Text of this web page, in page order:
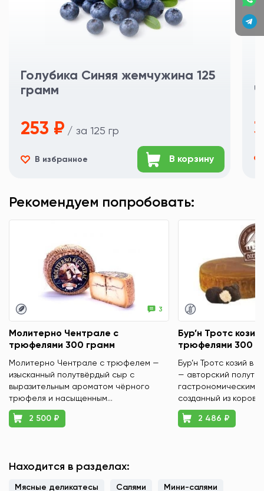
Голубика Синяя жемчужина 125
грамм
253 ₽ / за 125 гр
В корзину
В избранное
Рекомендуем попробовать:
3
Молитерно Чентрале с
трюфелями 300 грамм
Молитерно Чентрале с трюфелем —
изысканный полутвёрдый сыр с
выразительным ароматом чёрного
трюфеля и насыщенным...
2 500 ₽
Бур’н Тротс
трюфелями 300
Бур’н Тротс козий в
— авторский
гастрономическим
созданный из
2 486 ₽
Находится в разделах:
Мясные деликатесы Салями
Мини-салями